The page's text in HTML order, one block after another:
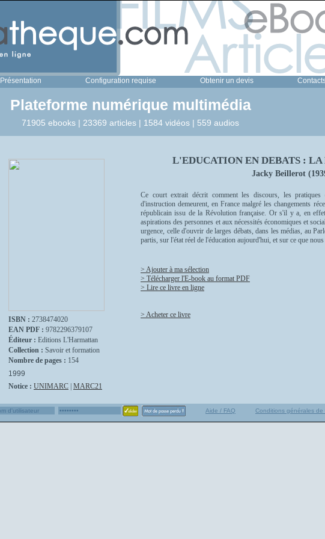
Présentation Configuration requise Obtenir un devis
Plateforme numérique multimédia
71905 ebooks | 23369 articles | 1584 vidéos | 559 audios
ISBN : 2738474020
EAN PDF : 9782296379107
Éditeur : Editions L'Harmattan
Collection : Savoir et formation
Nombre de pages : 154
1999
Notice : UNIMARC MARC21
L'EDUCATION EN DEBATS : LA
Jacky Beillerot
Ce court extrait décrit comment les discours, les
d'instruction demeurent, en France malgré les changements
républicain issu de la Révolution française. Or s'il y a, en
aspirations des personnes et aux nécessités économiques et
urgence, celle d'ouvrir de larges débats, dans les médias, au
partis, sur l'état réel de l'éducation aujourd'hui, et sur ce que
> Ajouter à ma sélection
> Télécharger l'E-book au format PDF
> Lire ce livre en ligne
> Acheter ce livre
Aide / FAQ Conditions générales de